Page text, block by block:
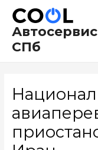
содержимому
СПб
по
записям